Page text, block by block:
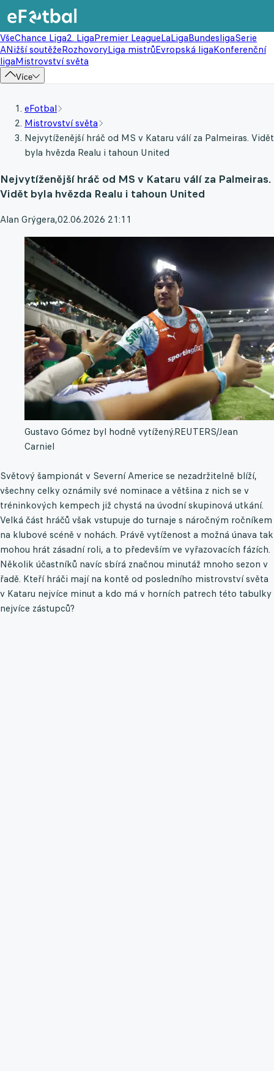
VšeChance Liga2. LigaPremier LeagueLaLigaBundesligaSerie
ANižší soutěžeRozhovoryLiga mistrůEvropská ligaKonferenční
ligaMistrovství světa
Více
eFotbal
Mistrovství světa
Nejvytíženější hráč od MS v Kataru válí za Palmeiras. Vidět
byla hvězda Realu i tahoun United
Nejvytíženější hráč od MS v Kataru válí za Palmeiras.
Vidět byla hvězda Realu i tahoun United
Alan Grýgera,02.06.2026 21:11
Gustavo Gómez byl hodně vytížený.REUTERS/Jean
Carniel
Světový šampionát v Severní Americe se nezadržitelně blíží,
všechny celky oznámily své nominace a většina z nich se v
tréninkových kempech již chystá na úvodní skupinová utkání.
Velká část hráčů však vstupuje do turnaje s náročným ročníkem
na klubové scéně v nohách. Právě vytíženost a možná únava tak
mohou hrát zásadní roli, a to především ve vyřazovacích fázích.
Několik účastníků navíc sbírá značnou minutáž mnoho sezon v
řadě. Kteří hráči mají na kontě od posledního mistrovství světa
v Kataru nejvíce minut a kdo má v horních patrech této tabulky
nejvíce zástupců?